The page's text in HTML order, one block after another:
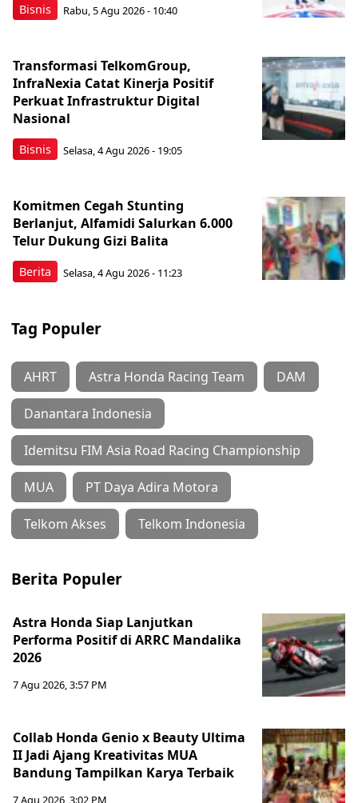
Bisnis Rabu, 5 Agu 2026 - 10:40
Bisnis
Transformasi TelkomGroup,
InfraNexia Catat Kinerja Positif
Perkuat Infrastruktur Digital
Nasional
Selasa, 4 Agu 2026 - 19:05
Berita
Komitmen Cegah Stunting
Berlanjut, Alfamidi Salurkan 6.000
Telur Dukung Gizi Balita
Selasa, 4 Agu 2026 - 11:23
Tag Populer
AHRT Astra Honda Racing Team DAM
Danantara Indonesia
Idemitsu FIM Asia Road Racing Championship
MUA PT Daya Adira Motora
Telkom Akses Telkom Indonesia
Berita Populer
Astra Honda Siap Lanjutkan
Performa Positif di ARRC Mandalika
2026
7 Agu 2026, 3:57 PM
Collab Honda Genio x Beauty Ultima
II Jadi Ajang Kreativitas MUA
Bandung Tampilkan Karya Terbaik
7 Agu 2026, 3:02 PM